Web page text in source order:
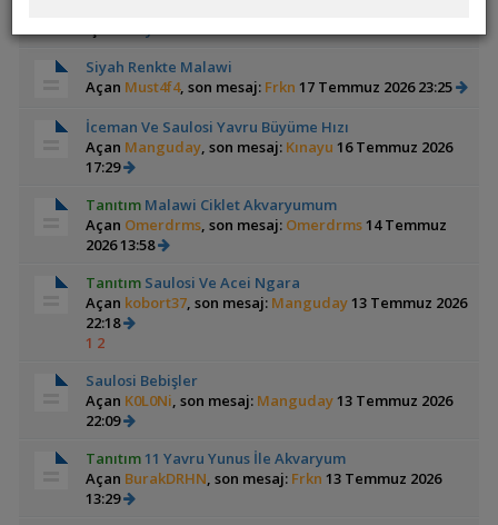
Siyah Renkte Malawi
Açan Must4f4, son mesaj: Frkn 17 Temmuz 2026 23:25
İceman Ve Saulosi Yavru Büyüme Hızı
Açan Manguday, son mesaj: Kınayu 16 Temmuz 2026
17:29
TanıtımMalawi Ciklet Akvaryumum
Açan Omerdrms, son mesaj: Omerdrms14 Temmuz
2026 13:58
TanıtımSaulosi Ve Acei Ngara
Açan kobort37, son mesaj: Manguday13 Temmuz 2026
22:18
1 2
Saulosi Bebişler
Açan K0L0Ni, son mesaj: Manguday13 Temmuz 2026
22:09
Tanıtım11 Yavru Yunus İle Akvaryum
Açan BurakDRHN, son mesaj: Frkn 13 Temmuz 2026
13:29